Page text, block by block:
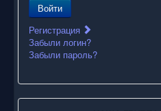
Войти
Регистрация
Забыли логин?
Забыли пароль?